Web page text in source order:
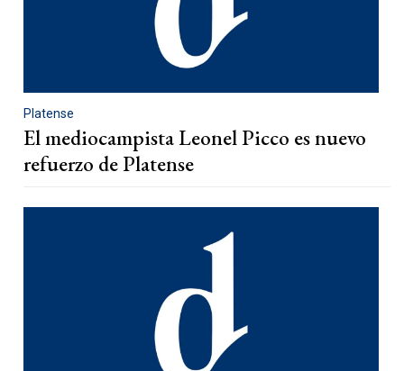
Platense
El mediocampista Leonel Picco es nuevo
refuerzo de Platense